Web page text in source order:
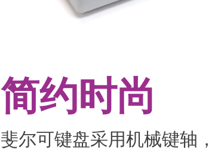
简约时尚
斐尔可键盘采用机械键轴